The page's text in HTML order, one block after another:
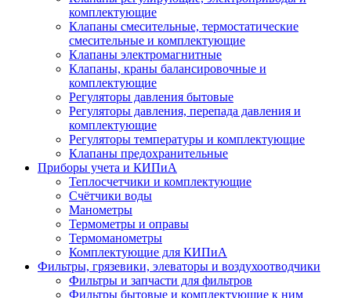
комплектующие
Клапаны смесительные, термостатические
смесительные и комплектующие
Клапаны электромагнитные
Клапаны, краны балансировочные и
комплектующие
Регуляторы давления бытовые
Регуляторы давления, перепада давления и
комплектующие
Регуляторы температуры и комплектующие
Клапаны предохранительные
Приборы учета и КИПиА
Теплосчетчики и комплектующие
Счётчики воды
Манометры
Термометры и оправы
Термоманометры
Комплектующие для КИПиА
Фильтры, грязевики, элеваторы и воздухоотводчики
Фильтры и запчасти для фильтров
Фильтры бытовые и комплектующие к ним